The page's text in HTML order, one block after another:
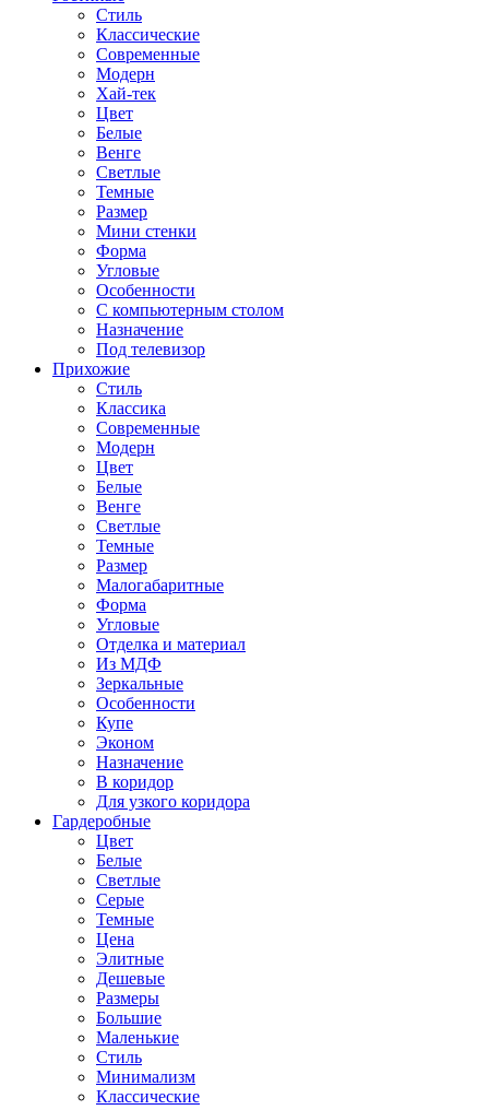
Стиль
Классические
Современные
Модерн
Хай-тек
Цвет
Белые
Венге
Светлые
Темные
Размер
Мини стенки
Форма
Угловые
Особенности
С компьютерным столом
Назначение
Под телевизор
Прихожие
Стиль
Классика
Современные
Модерн
Цвет
Белые
Венге
Светлые
Темные
Размер
Малогабаритные
Форма
Угловые
Отделка и материал
Из МДФ
Зеркальные
Особенности
Купе
Эконом
Назначение
В коридор
Для узкого коридора
Гардеробные
Цвет
Белые
Светлые
Серые
Темные
Цена
Элитные
Дешевые
Размеры
Большие
Маленькие
Стиль
Минимализм
Классические